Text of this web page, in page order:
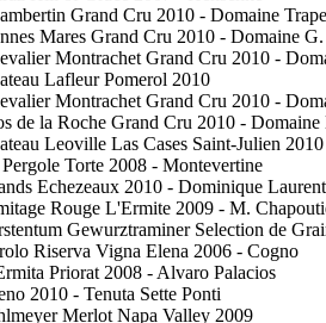
Grand Cru 2010 - Domaine
Mares Grand Cru 2010 - Domaine
Montrachet Grand Cru 2010 -
Lafleur Pomerol 2010
Montrachet Grand Cru 2010 -
de la Roche Grand Cru 2010 - Domaine
Leoville Las Cases Saint-Julien 2010
Torte 2008 - Montevertine
Echezeaux 2010 - Dominique Laurent
Rouge L'Ermite 2009 - M.
Gewurztraminer Selection de
Riserva Vigna Elena 2006 - Cogno
Priorat 2008 - Alvaro Palacios
2010 - Tenuta Sette Ponti
Merlot Napa Valley 2009